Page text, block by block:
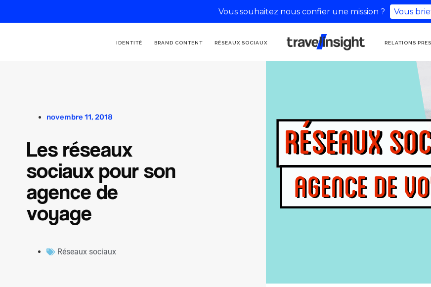
IDENTITÉ BRAND CONTENT RÉSEAUX SOCIAUX
AGENCE DE
COMMUNICATION
RELATIONS
novembre 11, 2018
Les réseaux
sociaux pour son
agence de
voyage
Réseaux sociaux
Vous souhaitez nous confier une mission ? Vous